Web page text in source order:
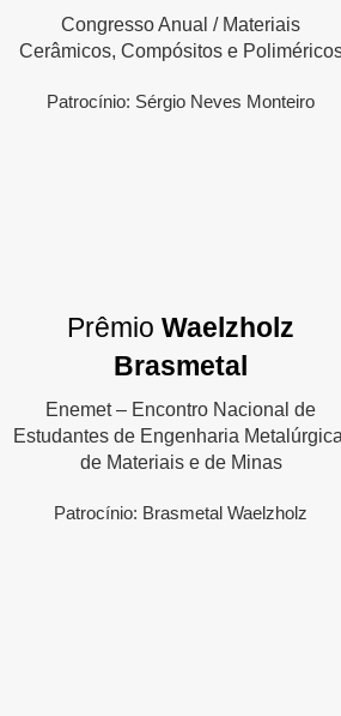
Congresso Anual / Materiais
Cerâmicos, Compósitos e
Patrocínio: Sérgio Neves Monteiro
Prêmio Waelzholz
Brasmetal
Enemet – Encontro Nacional de
Estudantes de Engenharia
de Materiais e de Minas
Patrocínio: Brasmetal Waelzholz